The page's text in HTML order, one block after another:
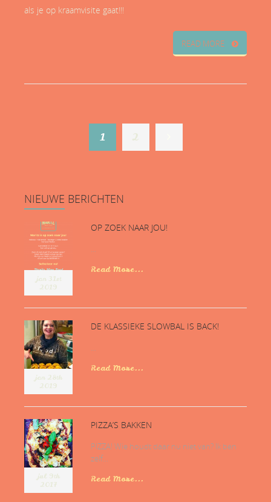
als je op kraamvisite gaat!!!
READ MORE
1 2
NIEUWE BERICHTEN
jan 31st
2019
OP ZOEK NAAR JOU!
...
Read More...
jan 28th
2019
DE KLASSIEKE SLOWBAL IS BACK!
...
Read More...
jul 9th
2017
PIZZA’S BAKKEN
PIZZA! Wie houdt daar nu niet van? Ik ben
zelf...
Read More...